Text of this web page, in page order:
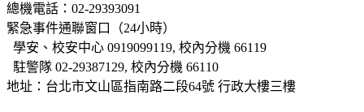
總機電話：02-29393091
緊急事件通聯窗口（24小時）
學安、校安中心 0919099119, 校內分機 66119
駐警隊 02-29387129, 校內分機 66110
地址：台北市文山區指南路二段64號 行政大樓三樓